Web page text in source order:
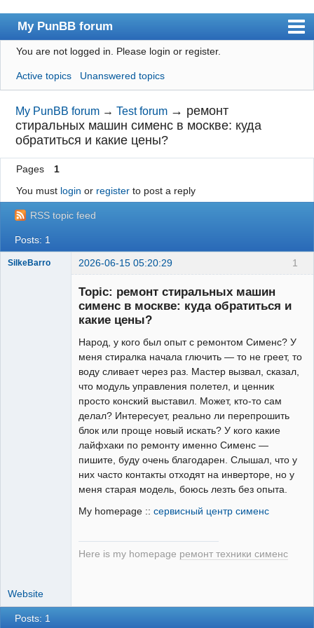
My PunBB forum
Index
User list
Search
Register
Login
You are not logged in. Please login or register.
Active topics Unanswered topics
My PunBB forum →Test forum → ремонт
стиральных машин сименс в москве: куда
обратиться и какие цены?
Pages
1
You must login or registerto post a reply
RSS topic feed
Posts: 1
1
SilkeBarro 2026-06-15 05:20:29
Topic: ремонт стиральных машин
сименс в москве: куда обратиться и
какие цены?
Народ, у кого был опыт с ремонтом Сименс? У
меня стиралка начала глючить — то не греет, то
воду сливает через раз. Мастер вызвал, сказал,
что модуль управления полетел, и ценник
просто конский выставил. Может, кто-то сам
делал? Интересует, реально ли перепрошить
блок или проще новый искать? У кого какие
лайфхаки по ремонту именно Сименс —
пишите, буду очень благодарен. Слышал, что у
них часто контакты отходят на инверторе, но у
меня старая модель, боюсь лезть без опыта.
My homepage :: сервисный центр сименс
Here is my homepage ремонт техники сименс
Website
Posts: 1